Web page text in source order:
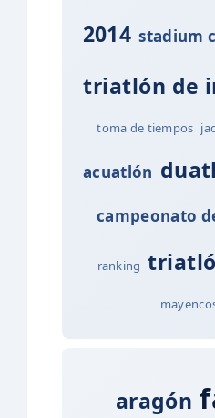
2014 stadium
triatlón de
toma de tiempos
acuatlón
campeonato
ranking
aragón